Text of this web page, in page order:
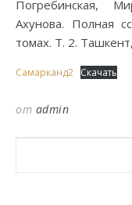
Погребинская,
Ахунова. Полная
томах. Т. 2.
Самарканд2 Скачать
от admin